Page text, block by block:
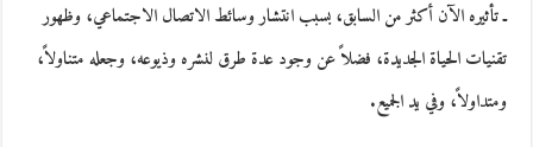
ـ تأثيره الآن أكثر من السابق، بسبب انتشار وسائط الاتصال الاجتماعي، وظهور
تقنيات الحياة الجديدة، فضلاً عن وجود عدة طرق لنشره وذيوعه، وجعله متناولاً،
ومتداولاً، وفي يد الجميع.